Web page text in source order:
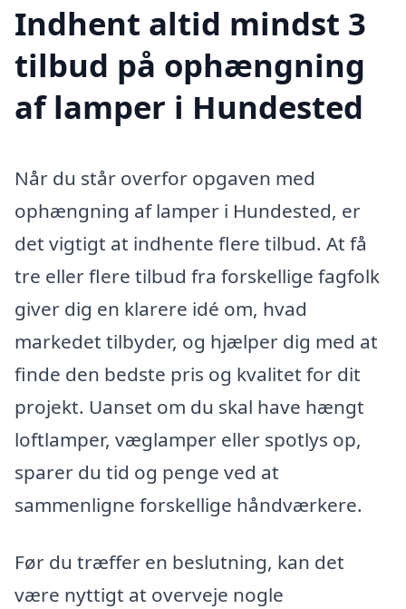
Indhent altid mindst 3
tilbud på ophængning
af lamper i Hundested
Når du står overfor opgaven med
ophængning af lamper i Hundested, er
det vigtigt at indhente flere tilbud. At få
tre eller flere tilbud fra forskellige fagfolk
giver dig en klarere idé om, hvad
markedet tilbyder, og hjælper dig med at
finde den bedste pris og kvalitet for dit
projekt. Uanset om du skal have hængt
loftlamper, væglamper eller spotlys op,
sparer du tid og penge ved at
sammenligne forskellige håndværkere.
Før du træffer en beslutning, kan det
være nyttigt at overveje nogle